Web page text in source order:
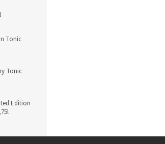
Tonic
Tonic
Edition